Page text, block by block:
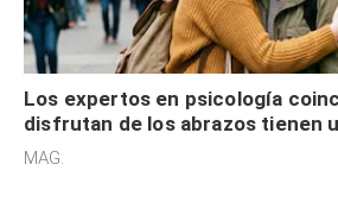
Los expertos en psicología
disfrutan de los abrazos tienen
sensibilidad a los estímulos
MAG.